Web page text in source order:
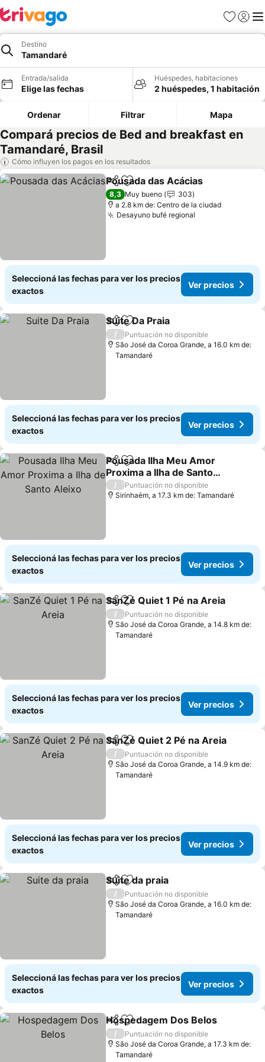
Favoritos
Iniciar
Destino
Tamandaré
Entrada/salida
Elige las fechas
Huéspedes, habitaciones
2 huéspedes, 1 habitación
Ordenar Filtrar Mapa
Compará precios de Bed and breakfast en
Tamandaré, Brasil
Cómo influyen los pagos en los resultados
CompartirAñadir a favoritos
Pousada das Acácias
8,3 Muy bueno
303
a 2.8 km de: Centro de la ciudad
Desayuno bufé regional
Seleccioná las fechas para ver los precios
exactos
Ver precios
CompartirAñadir a favoritos
Suite Da Praia
/
Puntuación no disponible
São José da Coroa Grande, a 16.0 km de:
Tamandaré
Seleccioná las fechas para ver los precios
exactos
Ver precios
CompartirAñadir a favoritos
Pousada Ilha Meu Amor
Proxima a Ilha de Santo
Aleixo
/
Puntuación no disponible
Sirinhaém, a 17.3 km de: Tamandaré
Seleccioná las fechas para ver los precios
exactos
Ver precios
CompartirAñadir a favoritos
SanZé Quiet 1 Pé na Areia
/
Puntuación no disponible
São José da Coroa Grande, a 14.8 km de:
Tamandaré
Seleccioná las fechas para ver los precios
exactos
Ver precios
CompartirAñadir a favoritos
SanZé Quiet 2 Pé na Areia
/
Puntuación no disponible
São José da Coroa Grande, a 14.9 km de:
Tamandaré
Seleccioná las fechas para ver los precios
exactos
Ver precios
CompartirAñadir a favoritos
Suite da praia
/
Puntuación no disponible
São José da Coroa Grande, a 16.0 km de:
Tamandaré
Seleccioná las fechas para ver los precios
exactos
Ver precios
CompartirAñadir a favoritos
Hospedagem Dos Belos
/
Puntuación no disponible
São José da Coroa Grande, a 17.3 km de:
Tamandaré